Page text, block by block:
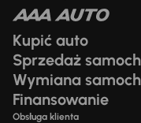
Kupić auto
Sprzedaż
Wymiana
Finansowanie
Obsługa klienta